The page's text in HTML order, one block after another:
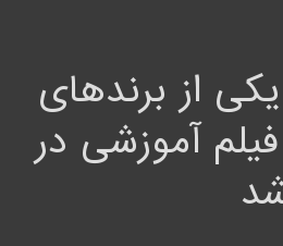
از برندهای
آموزشی در